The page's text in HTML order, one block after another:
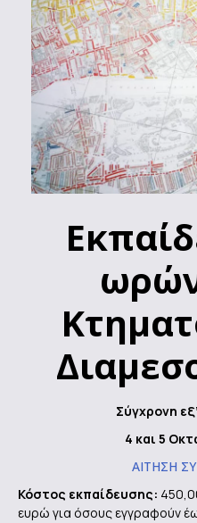
Σύγχρονη
4 και 5
ΑΙΤΗΣΗ
Κόστος εκπαίδευσης:
ευρώ για όσους εγγραφούν